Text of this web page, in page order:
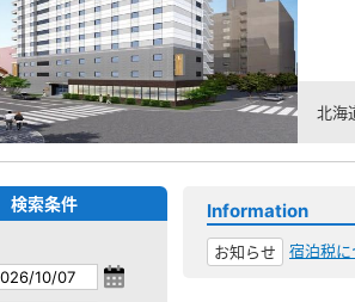
北海
検索条件
Information
お知らせ 宿泊税に